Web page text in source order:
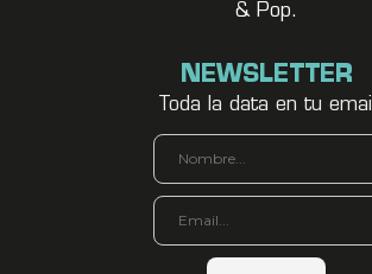
& Pop.
NEWSLETTER
Toda la data en tu email